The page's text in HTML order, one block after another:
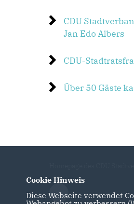
CDU
Jan Edo Albers
CDU-
Über 50 Gäste
Cookie Hinweis
Diese Webseite verwendet